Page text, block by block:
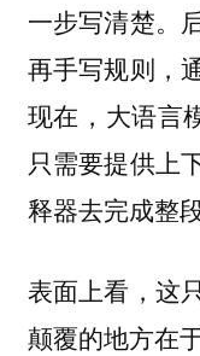
一步写清楚。
再手写规则，
现在，大语言
只需要提供上
释器去完成整
表面上看，这
颠覆的地方在